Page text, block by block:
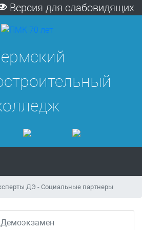
Версия для слабовидящих
ДЭ - Социальные партнеры
Демоэкзамен